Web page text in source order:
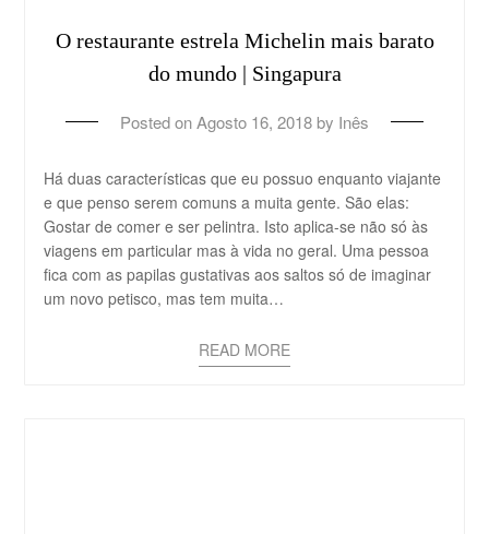
O restaurante estrela Michelin mais barato
do mundo | Singapura
Posted onAgosto 16, 2018 by Inês
Há duas características que eu possuo enquanto viajante
e que penso serem comuns a muita gente. São elas:
Gostar de comer e ser pelintra. Isto aplica-se não só às
viagens em particular mas à vida no geral. Uma pessoa
fica com as papilas gustativas aos saltos só de imaginar
um novo petisco, mas tem muita…
READ MORE